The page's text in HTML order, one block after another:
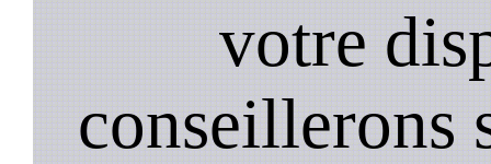
votre
conseillerons